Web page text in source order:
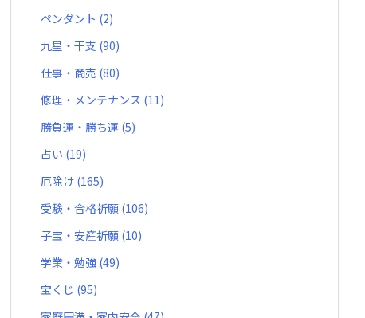
ペンダント (2)
九星・干支 (90)
仕事・商売 (80)
修理・メンテナンス (11)
勝負運・勝ち運 (5)
占い (19)
厄除け (165)
受験・合格祈願 (106)
子宝・安産祈願 (10)
学業・勉強 (49)
宝くじ (95)